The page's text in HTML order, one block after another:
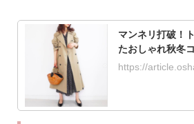
マンネリ打破！
たおしゃれ秋冬
https://